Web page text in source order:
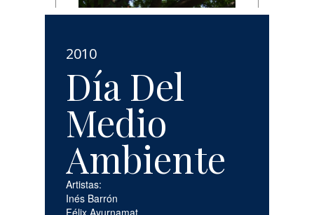
2010
Día Del
Medio
Ambiente
Artistas:
Inés Barrón